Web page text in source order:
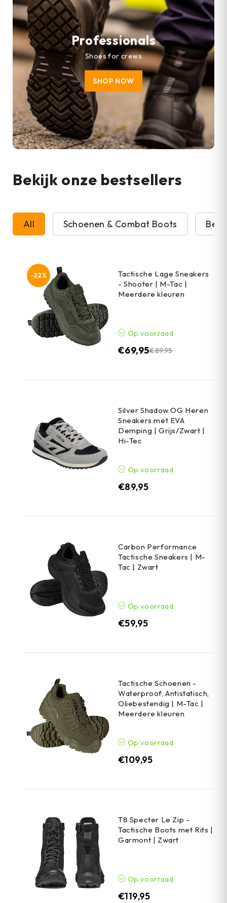
Professionals
Shoes for crews
SHOP NOW
Bekijk onze bestsellers
All Schoenen & Combat Boots
-22%
Tactische Lage Sneakers
- Shooter | M-Tac |
Meerdere kleuren
Op voorraad
€89,95
€69,95
Silver Shadow OG Heren
Sneakers met EVA
Demping | Grijs/Zwart |
Hi-Tec
Op voorraad
€89,95
Carbon Performance
Tactische Sneakers | M-
Tac | Zwart
Op voorraad
€59,95
Tactische Schoenen -
Waterproof, Antistatisch,
Oliebestendig | M-Tac |
Meerdere kleuren
Op voorraad
€109,95
T8 Specter Le Zip -
Tactische Boots met Rits |
Garmont | Zwart
Op voorraad
€119,95